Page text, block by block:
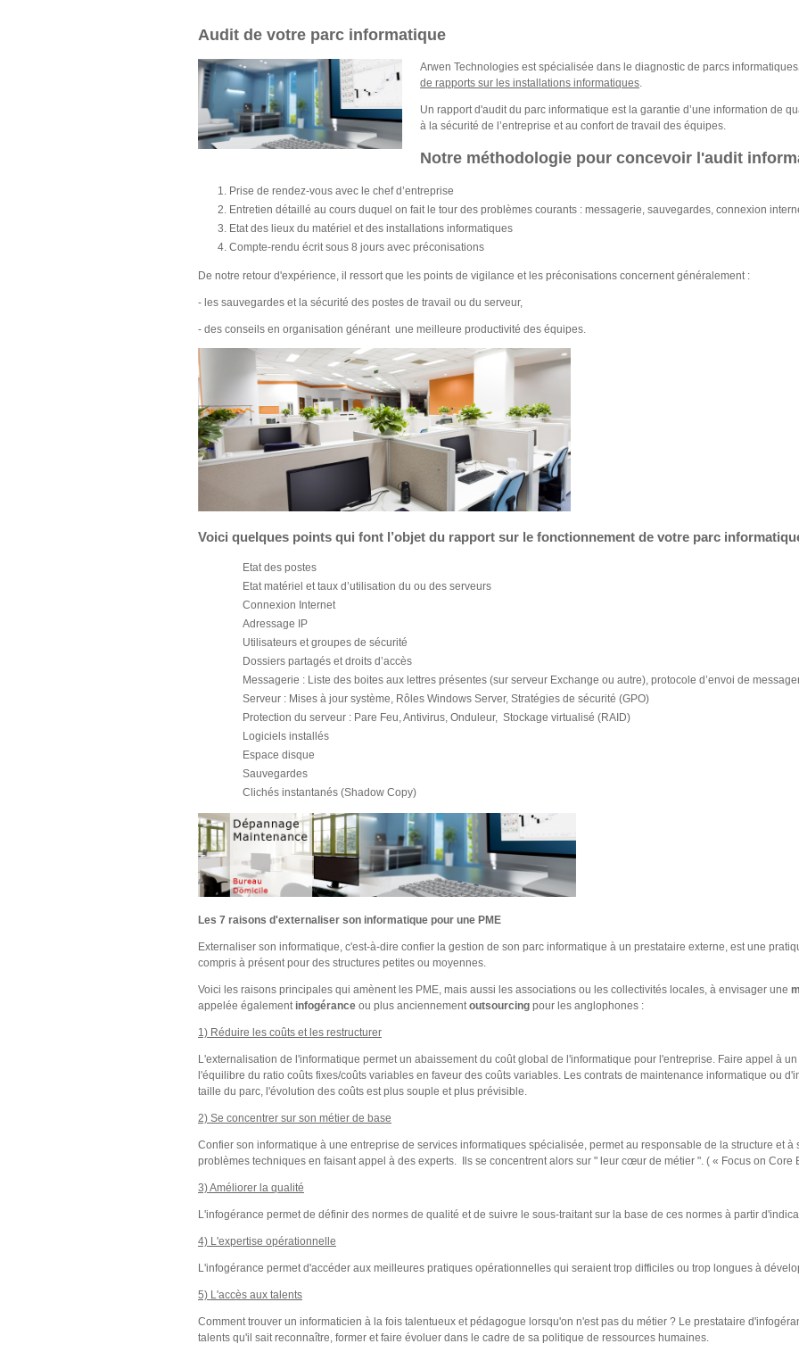
Audit de votre parc informatique
Arwen Technologies est spécialisée dans le diagnostic de parcs informatiques
de rapports sur les installations informatiques.
Un rapport d'audit du parc informatique est la garantie d’une information de
à la sécurité de l’entreprise et au confort de travail des équipes.
Notre méthodologie pour concevoir l'audit
Prise de rendez-vous avec le chef d’entreprise
Entretien détaillé au cours duquel on fait le tour des problèmes courants : messagerie, sauvegardes, connexion
Etat des lieux du matériel et des installations informatiques
Compte-rendu écrit sous 8 jours avec préconisations
De notre retour d'expérience, il ressort que les points de vigilance et les préconisations concernent généralement :
- les sauvegardes et la sécurité des postes de travail ou du serveur,
- des conseils en organisation générant une meilleure productivité des équipes.
Voici quelques points qui font l’objet du rapport sur le fonctionnement de votre parc
Etat des postes
Etat matériel et taux d’utilisation du ou des serveurs
Connexion Internet
Adressage IP
Utilisateurs et groupes de sécurité
Dossiers partagés et droits d’accès
Messagerie : Liste des boites aux lettres présentes (sur serveur Exchange ou autre), protocole d’envoi de
Serveur : Mises à jour système, Rôles Windows Server, Stratégies de sécurité (GPO)
Protection du serveur : Pare Feu, Antivirus, Onduleur, Stockage virtualisé (RAID)
Logiciels installés
Espace disque
Sauvegardes
Clichés instantanés (Shadow Copy)
Les 7 raisons d'externaliser son informatique pour une PME
Externaliser son informatique, c'est-à-dire confier la gestion de son parc informatique à un prestataire externe, est une
compris à présent pour des structures petites ou moyennes.
Voici les raisons principales qui amènent les PME, mais aussi les associations ou les collectivités locales, à envisager une
appelée également infogérance ou plus anciennementoutsourcing pour les anglophones :
1) Réduire les coûts et les restructurer
L'externalisation de l'informatique permet un abaissement du coût global de l'informatique pour l'entreprise. Faire appel à
l'équilibre du ratio coûts fixes/coûts variables en faveur des coûts variables. Les contrats de maintenance informatique ou
taille du parc, l'évolution des coûts est plus souple et plus prévisible.
2) Se concentrer sur son métier de base
Confier son informatique à une entreprise de services informatiques spécialisée, permet au responsable de la structure et
problèmes techniques en faisant appel à des experts. Ils se concentrent alors sur " leur cœur de métier ". ( « Focus on Core
3) Améliorer la qualité
L'infogérance permet de définir des normes de qualité et de suivre le sous-traitant sur la base de ces normes à partir
4) L'expertise opérationnelle
L'infogérance permet d'accéder aux meilleures pratiques opérationnelles qui seraient trop difficiles ou trop longues à
5) L'accès aux talents
Comment trouver un informaticien à la fois talentueux et pédagogue lorsqu'on n'est pas du métier ? Le prestataire
talents qu'il sait reconnaître, former et faire évoluer dans le cadre de sa politique de ressources humaines.